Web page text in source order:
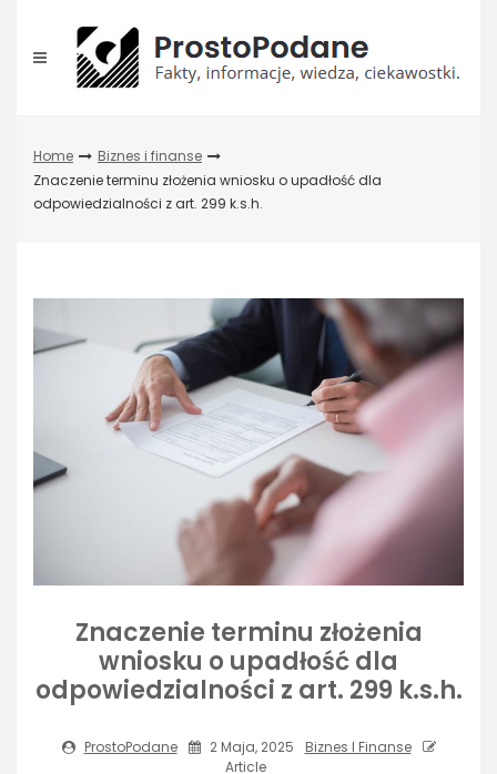
content
Home
Biznes i finanse
Znaczenie terminu złożenia wniosku o upadłość dla
odpowiedzialności z art. 299 k.s.h.
Znaczenie terminu złożenia
wniosku o upadłość dla
odpowiedzialności z art. 299 k.s.h.
ProstoPodane 2 Maja, 2025
Biznes I Finanse
Article